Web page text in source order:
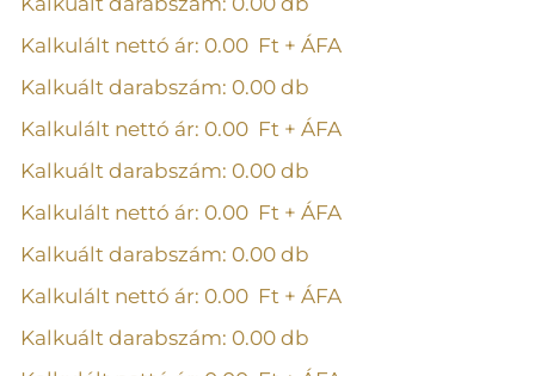
Kalkulált nettó ár: 0.00 Ft + ÁFA
Kalkuált darabszám: 0.00 db
Kalkulált nettó ár: 0.00 Ft + ÁFA
Kalkuált darabszám: 0.00 db
Kalkulált nettó ár: 0.00 Ft + ÁFA
Kalkuált darabszám: 0.00 db
Kalkulált nettó ár: 0.00 Ft + ÁFA
Kalkuált darabszám: 0.00 db